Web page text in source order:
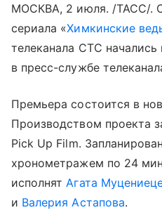
МОСКВА, 2 июля. /ТАСС/.
сериала «Химкинские
телеканала СТС
в пресс-службе
Премьера состоится в
Производством проекта
Pick Up Film.
хронометражем по 24
исполнят Агата
и Валерия Астапова.